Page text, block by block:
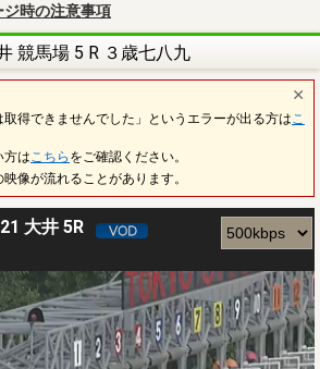
ジ時の注意事項
競馬場 5 R ３歳七八九
取得できませんでした」というエラーが出る方は こ
方は こちら をご確認ください。
像が流れることがあります。
大井 5R